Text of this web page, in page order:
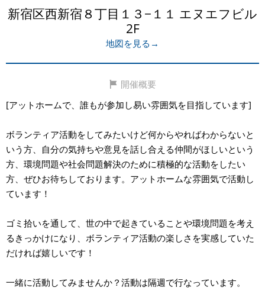
新宿区西新宿８丁目１３−１１ エヌエフビル
2F
地図を見る→
開催概要
[アットホームで、誰もが参加し易い雰囲気を目指しています]
ボランティア活動をしてみたいけど何からやればわからないと
いう方、自分の気持ちや意見を話し合える仲間がほしいという
方、環境問題や社会問題解決のために積極的な活動をしたい
方、ぜひお待ちしております。アットホームな雰囲気で活動し
ています！
ゴミ拾いを通して、世の中で起きていることや環境問題を考え
るきっかけになり、ボランティア活動の楽しさを実感していた
だければ嬉しいです！
一緒に活動してみませんか？活動は隔週で行なっています。